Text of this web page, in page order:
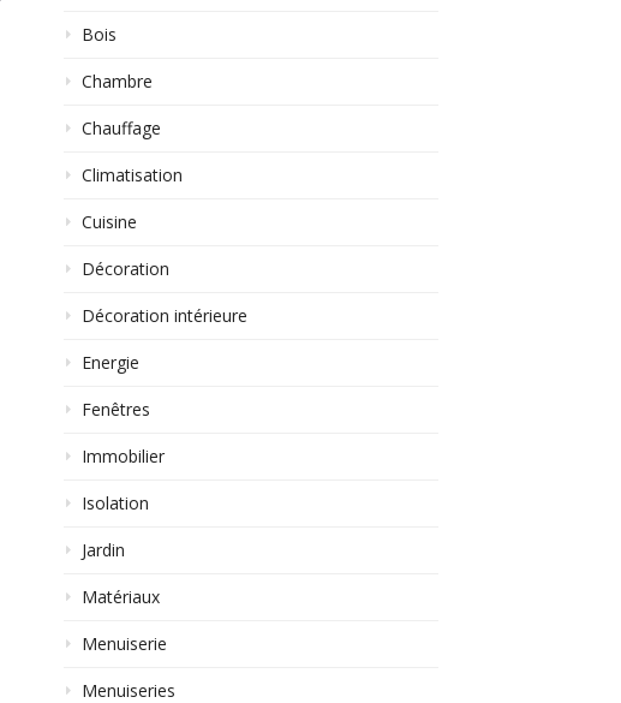
Bois
Chambre
Chauffage
Climatisation
Cuisine
Décoration
Décoration intérieure
Energie
Fenêtres
Immobilier
Isolation
Jardin
Matériaux
Menuiserie
Menuiseries